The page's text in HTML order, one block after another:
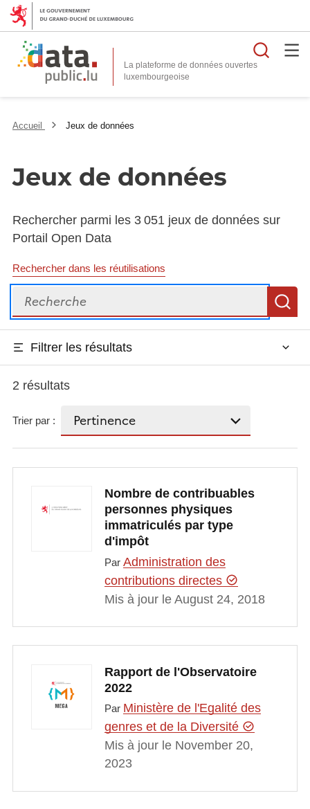
La plateforme de données ouvertes
Accueil Jeux de données
Jeux de données
Rechercher parmi les 3 051 jeux de données sur
Portail Open Data
Rechercher dans les réutilisations
Recherche
Filtrer les résultats
2 résultats
Trier par :
Nombre de contribuables
personnes physiques
immatriculés par type
d'impôt
Par Administration des
contributions directes
Mis à jour le August 24, 2018
Rapport de l'Observatoire
2022
Par Ministère de l'Egalité des
genres et de la Diversité
Mis à jour le November 20,
2023